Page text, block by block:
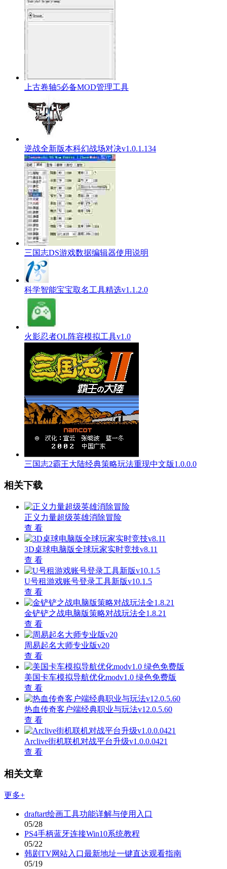
上古卷轴5必备MOD管理工具
逆战全新版本科幻战场对决v1.0.1.134
三国志DS游戏数据编辑器使用说明
科学智能宝宝取名工具精选v1.1.2.0
火影忍者OL阵容模拟工具v1.0
三国志2霸王大陆经典策略玩法重现中文版1.0.0.0
相关下载
正义力量超级英雄消除冒险
查 看
3D桌球电脑版全球玩家实时竞技v8.11
查 看
U号租游戏账号登录工具新版v10.1.5
查 看
金铲铲之战电脑版策略对战玩法全1.8.21
查 看
周易起名大师专业版v20
查 看
美国卡车模拟导航优化modv1.0 绿色免费版
查 看
热血传奇客户端经典职业与玩法v12.0.5.60
查 看
Arclive街机联机对战平台升级v1.0.0.0421
查 看
相关文章
更多+
draftart绘画工具功能详解与使用入口
05/28
PS4手柄蓝牙连接Win10系统教程
05/22
韩剧TV网站入口最新地址一键直达观看指南
05/19